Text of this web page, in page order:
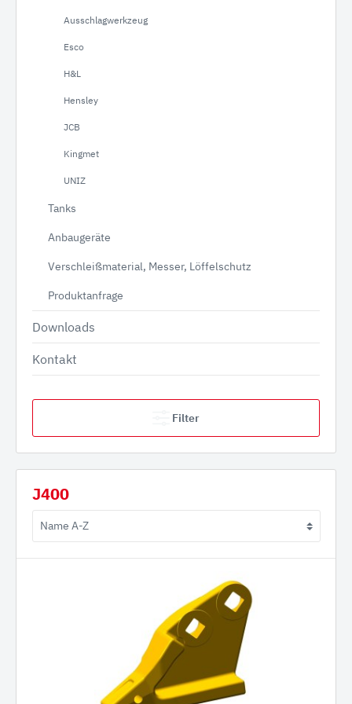
Ausschlagwerkzeug
Esco
H&L
Hensley
JCB
Kingmet
UNIZ
Tanks
Anbaugeräte
Verschleißmaterial, Messer, Löffelschutz
Produktanfrage
Downloads
Kontakt
Filter
J400